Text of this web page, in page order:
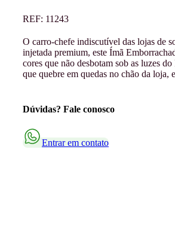
REF: 11243
O carro-chefe indiscutível das lojas de
injetada premium, este Ímã
cores que não desbotam sob as luzes
que quebre em quedas no chão da loja,
Dúvidas? Fale conosco
Entrar em contato